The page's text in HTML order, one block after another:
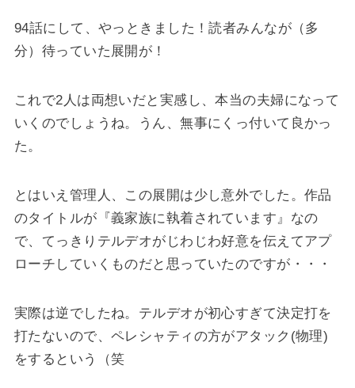
94話にして、やっときました！読者みんなが（多
分）待っていた展開が！
これで2人は両想いだと実感し、本当の夫婦になって
いくのでしょうね。うん、無事にくっ付いて良かっ
た。
とはいえ管理人、この展開は少し意外でした。作品
のタイトルが『義家族に執着されています』なの
で、てっきりテルデオがじわじわ好意を伝えてアプ
ローチしていくものだと思っていたのですが・・・
実際は逆でしたね。テルデオが初心すぎて決定打を
打たないので、ペレシャティの方がアタック(物理)
をするという（笑